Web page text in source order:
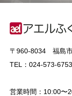
〒960-8034 福島
TEL：024-573-
営業時間：10:00